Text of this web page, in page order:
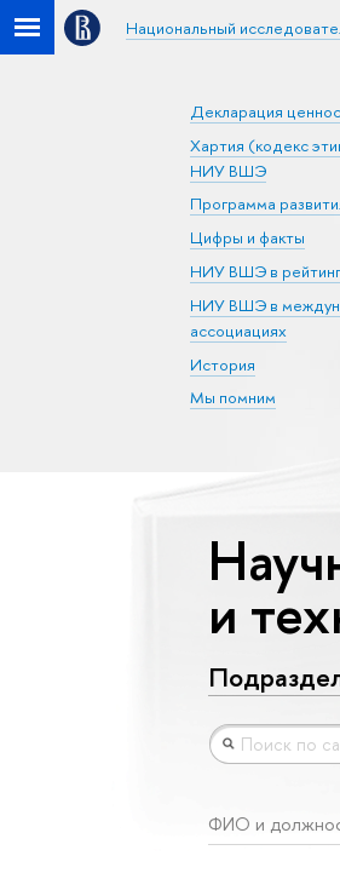
Национальный
Декларация
Хартия (кодекс
НИУ ВШЭ
Программа
Цифры и факты
НИУ ВШЭ в
НИУ ВШЭ в
ассоциациях
История
Мы помним
и
ФИО и